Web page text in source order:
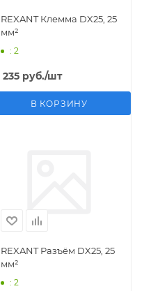
REXANT Клемма DX25, 25
мм²
: 2
235 руб./шт
В КОРЗИНУ
REXANT Разъём DX25, 25
мм²
: 2